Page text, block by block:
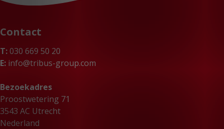
Contact
T: 030 669 50 20
E: info@tribus-group.com
Bezoekadres
Proostwetering 71
3543 AC Utrecht
Nederland